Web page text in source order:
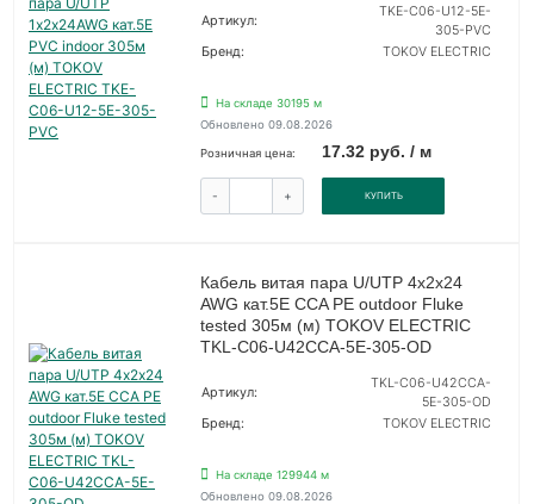
Артикул:
TKE-C06-U12-5E-
305-PVC
Бренд:
TOKOV ELECTRIC
На складе 30195 м
Обновлено 09.08.2026
Розничная цена: 17.32 руб. / м
- + КУПИТЬ
Кабель витая пара U/UTP 4х2х24
AWG кат.5E CCA PE outdoor Fluke
tested 305м (м) TOKOV ELECTRIC
TKL-C06-U42CCA-5E-305-OD
Артикул:
TKL-C06-U42CCA-
5E-305-OD
Бренд:
TOKOV ELECTRIC
На складе 129944 м
Обновлено 09.08.2026